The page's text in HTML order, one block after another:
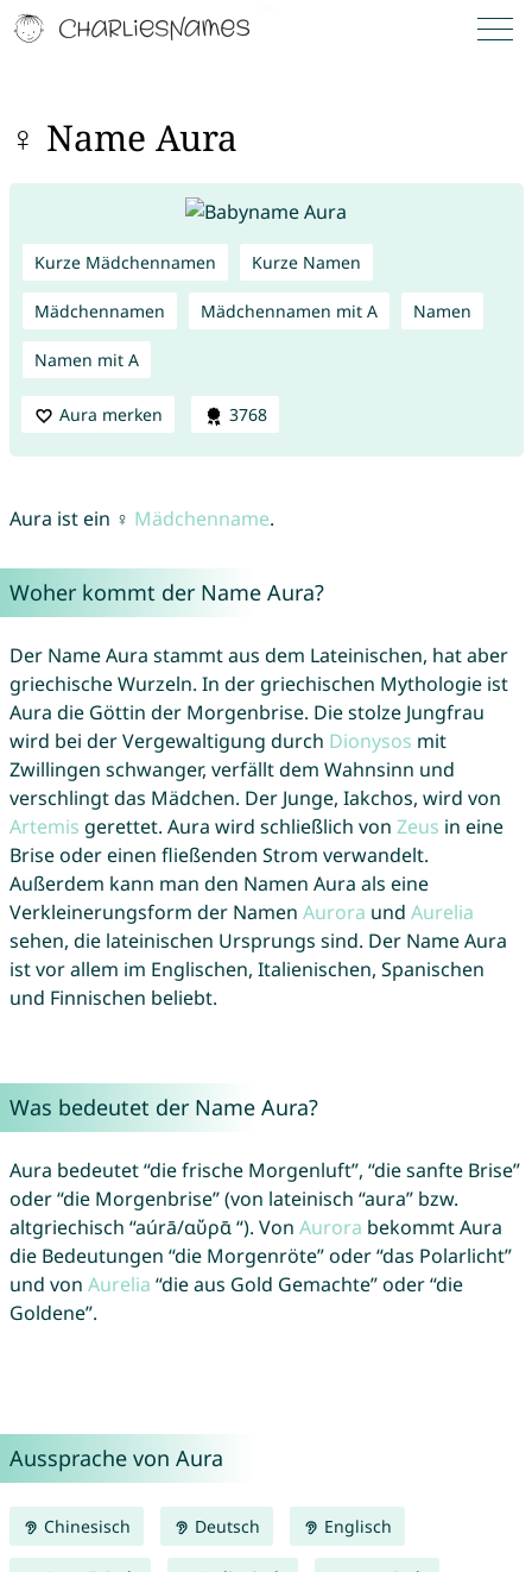
♀ Name Aura
Kurze Mädchennamen Kurze Namen
Mädchennamen Mädchennamen mit A Namen
Namen mit A
Aura merken 3768
Aura ist ein ♀ Mädchenname.
Woher kommt der Name Aura?
Der Name Aura stammt aus dem Lateinischen, hat aber
griechische Wurzeln. In der griechischen Mythologie ist
Aura die Göttin der Morgenbrise. Die stolze Jungfrau
wird bei der Vergewaltigung durch Dionysos mit
Zwillingen schwanger, verfällt dem Wahnsinn und
verschlingt das Mädchen. Der Junge, Iakchos, wird von
Artemis gerettet. Aura wird schließlich von Zeus in eine
Brise oder einen fließenden Strom verwandelt.
Außerdem kann man den Namen Aura als eine
Verkleinerungsform der Namen Aurora und Aurelia
sehen, die lateinischen Ursprungs sind. Der Name Aura
ist vor allem im Englischen, Italienischen, Spanischen
und Finnischen beliebt.
Was bedeutet der Name Aura?
Aura bedeutet “die frische Morgenluft”, “die sanfte Brise”
oder “die Morgenbrise” (von lateinisch “aura” bzw.
altgriechisch “aúrā/αὔρᾱ “). Von Aurora bekommt Aura
die Bedeutungen “die Morgenröte” oder “das Polarlicht”
und von Aurelia “die aus Gold Gemachte” oder “die
Goldene”.
Aussprache von Aura
Chinesisch Deutsch Englisch